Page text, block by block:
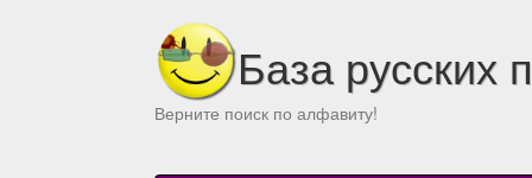
База русских
Верните поиск по алфавиту!